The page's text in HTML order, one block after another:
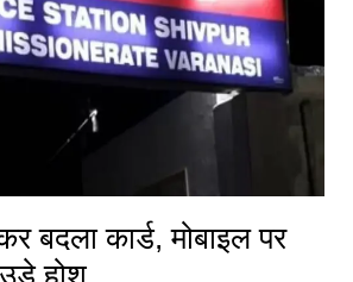
बदला कार्ड, मोबाइल पर
होश